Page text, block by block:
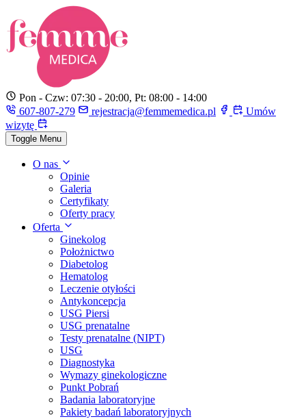
Pon - Czw: 07:30 - 20:00, Pt: 08:00 - 14:00
607-807-279
rejestracja@femmemedica.pl
Umów
wizytę
Toggle Menu
O nas
Opinie
Galeria
Certyfikaty
Oferty pracy
Oferta
Ginekolog
Położnictwo
Diabetolog
Hematolog
Leczenie otyłości
Antykoncepcja
USG Piersi
USG prenatalne
Testy prenatalne (NIPT)
USG
Diagnostyka
Wymazy ginekologiczne
Punkt Pobrań
Badania laboratoryjne
Pakiety badań laboratoryjnych